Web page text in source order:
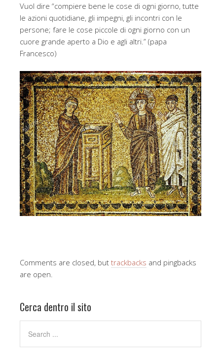
Vuol dire “compiere bene le cose di ogni giorno, tutte
le azioni quotidiane, gli impegni, gli incontri con le
persone; fare le cose piccole di ogni giorno con un
cuore grande aperto a Dio e agli altri.” (papa
Francesco)
Comments are closed, but trackbacks and pingbacks
are open.
Cerca dentro il sito